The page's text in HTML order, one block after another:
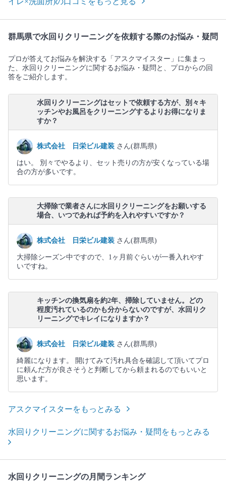
群馬県で水回りクリーニングを依頼する際のお悩み・疑問
プロが答えてお悩みを解決する「アスクマイスター」に集まっ
た、水回りクリーニングに関するお悩み・疑問と、プロからの回
答をご紹介します。
水回りクリーニングはセットで依頼する方が、別々キ
ッチンやお風呂をクリーニングするよりお得になりま
すか？
株式会社 日栄ビル建装 さん(群馬県)
はい。 別々でやるより、セット売りの方が安くなっている場
合の方が多いです。
大掃除で業者さんに水回りクリーニングをお願いする
場合、いつであれば予約を入れやすいですか？
株式会社 日栄ビル建装 さん(群馬県)
大掃除シーズン中ですので、1ヶ月前ぐらいが一番入れやす
いですね。
キッチンの換気扇を約2年、掃除していません。どの
程度汚れているのかも分からないのですが、水回りク
リーニングでキレイになりますか？
株式会社 日栄ビル建装 さん(群馬県)
綺麗になります。 開けてみて汚れ具合を確認して頂いてプロ
に頼んだ方が良さそうと判断してから頼まれるのでもいいと
思います。
アスクマイスターをもっとみる
水回りクリーニングに関するお悩み・疑問をもっとみる
水回りクリーニングの月間ランキング